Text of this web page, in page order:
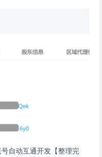
自动互通开发【整理完